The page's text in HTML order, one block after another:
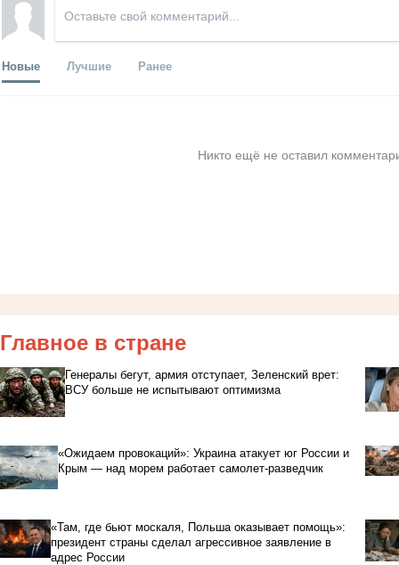
Новые Лучшие Ранее
Никто ещё не оставил
Главное в стране
Генералы бегут, армия отступает, Зеленский врет:
ВСУ больше не испытывают оптимизма
«Ожидаем провокаций»: Украина атакует юг России и
Крым — над морем работает самолет-разведчик
«Там, где бьют москаля, Польша оказывает помощь»:
президент страны сделал агрессивное заявление в
адрес России